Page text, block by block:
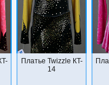
Платье Twizzle КT-
14